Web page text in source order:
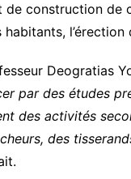
construction de
l’érection
Deogratias
par des études
des activités
des